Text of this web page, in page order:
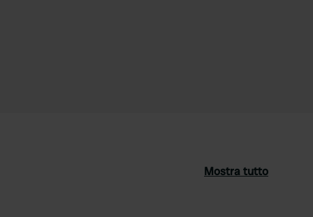
Mostra tutto